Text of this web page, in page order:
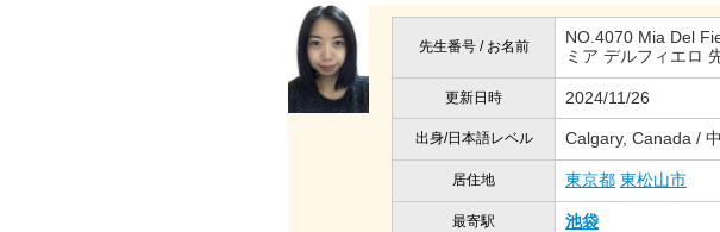
先生番号 / お名前
NO.4070 Mia Del
ミア デルフィエロ
更新日時 2024/11/26
出身/日本語レベル Calgary, Canada /
居住地 東京都 東松山市
最寄駅 池袋